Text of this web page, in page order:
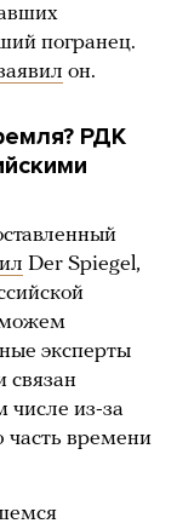
погранец.
он.
РДК
Der Spiegel,
эксперты
связан
числе из-за
часть времени